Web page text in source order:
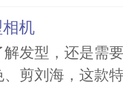
机
发型，还是需
剪刘海，这款